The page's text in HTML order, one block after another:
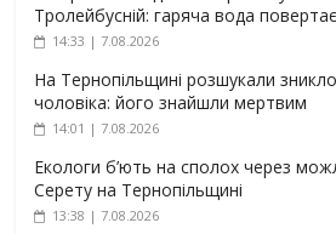
Тролейбусній: гаряча вода
14:33 | 7.08.2026
На Тернопільщині розшукали
чоловіка: його знайшли мертвим
14:01 | 7.08.2026
Екологи б’ють на сполох через
Серету на Тернопільщині
13:38 | 7.08.2026